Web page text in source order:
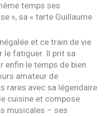
temps ses
», sa « tarte Guillaume
et ce train de vie
le fatiguer. Il prit sa
enfin le temps de bien
amateur de
rares avec sa légendaire
cuisine et compose
musicales – ses